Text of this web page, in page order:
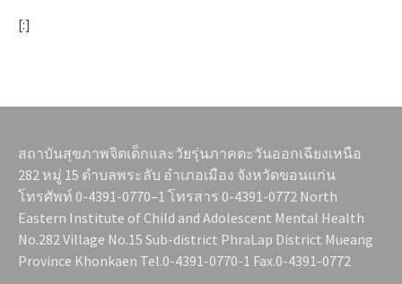
[:]
สถาบันสุขภาพจิตเด็กและวัยรุ่นภาคตะวันออกเฉียงเหนือ
282 หมู่ 15 ตำบลพระลับ อำเภอเมือง จังหวัดขอนแก่น
โทรศัพท์ 0-4391-0770–1 โทรสาร 0-4391-0772 North
Eastern Institute of Child and Adolescent Mental Health
No.282 Village No.15 Sub-district PhraLap District Mueang
Province Khonkaen Tel.0-4391-0770-1 Fax.0-4391-0772